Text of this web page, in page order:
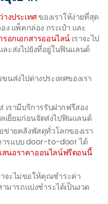
งประเทศของเราให้ง่ายที่สุด
ง แพ็คกล่อง กระเป๋า และ
รอกเอกสารออนไลน์ เราจะไป
ะส่งไปยังที่อยู่ในฟินแลนด์
นส่งไปต่างประเทศของเรา
เรามีบริการรับฝากฟรีสอง
เยี่ยมก่อนจัดส่งไปฟินแลนด์
ข่ายคลังพัสดุทั่วโลกของเรา
ารแบบ door-to-door ได้
สนอราคาออนไลน์ฟรีตอนนี้
าจะไม่ขอให้คุณชำระค่า
ารถแบ่งชำระได้เป็นงวด